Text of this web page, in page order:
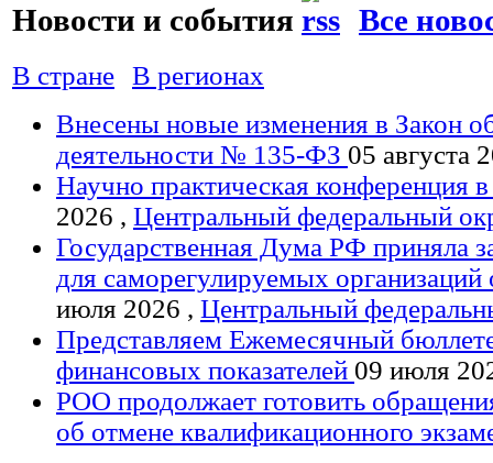
Новости и события Все
В стране В регионах
Внесены новые изменения в Закон
деятельности № 135-ФЗ 05 августа
Научно практическая конференция
2026 , Центральный федеральный
Государственная Дума РФ приняла
для саморегулируемых
июля 2026 , Центральный
Представляем Ежемесячный
финансовых показателей 09 июля
РОО продолжает готовить
об отмене квалификационного